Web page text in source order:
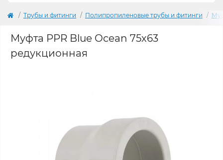
Трубы и фитинги Полипропиленовые трубы и фитинги
Муфта PPR Blue Ocean 75х63
редукционная